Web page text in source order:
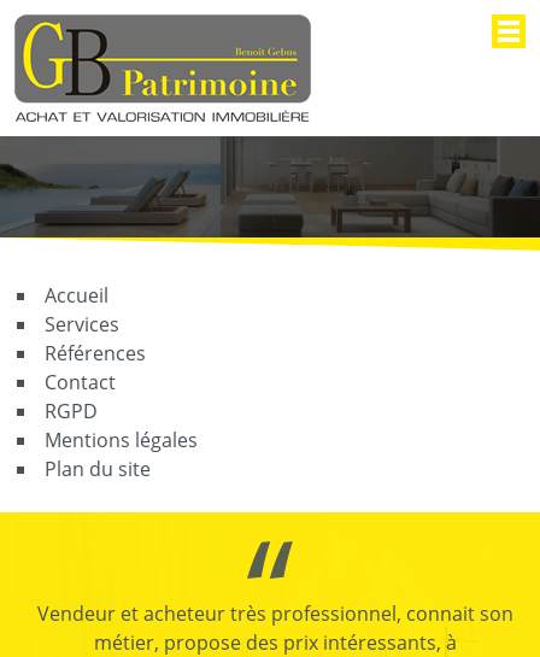
Accueil
Services
Références
Contact
RGPD
Mentions légales
Plan du site
Vendeur et acheteur très professionnel, connait son
métier, propose des prix intéressants, à